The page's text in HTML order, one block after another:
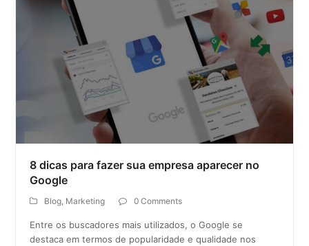
8 dicas para fazer sua empresa aparecer no
Google
Blog Marketing 0 Comments
Entre os buscadores mais utilizados, o Google se
destaca em termos de popularidade e qualidade nos